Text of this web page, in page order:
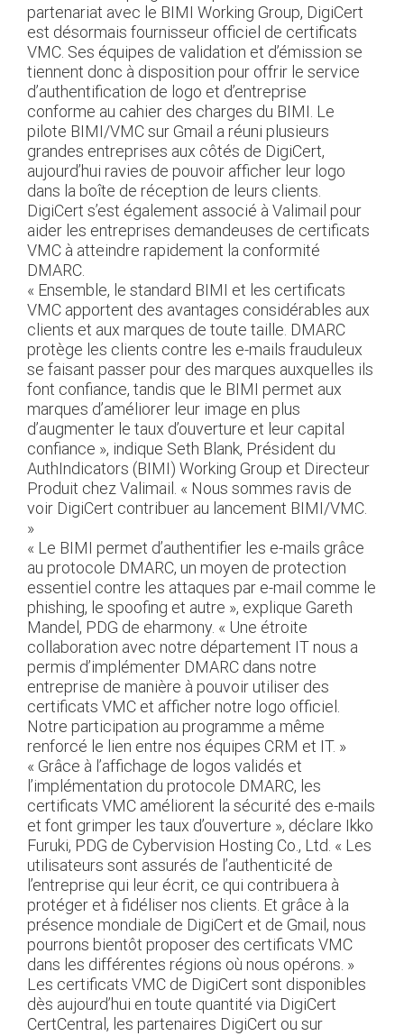
partenariat avec le BIMI Working Group, DigiCert
est désormais fournisseur officiel de certificats
VMC. Ses équipes de validation et d’émission se
tiennent donc à disposition pour offrir le service
d’authentification de logo et d’entreprise
conforme au cahier des charges du BIMI. Le
pilote BIMI/VMC sur Gmail a réuni plusieurs
grandes entreprises aux côtés de DigiCert,
aujourd’hui ravies de pouvoir afficher leur logo
dans la boîte de réception de leurs clients.
DigiCert s’est également associé à Valimail pour
aider les entreprises demandeuses de certificats
VMC à atteindre rapidement la conformité
DMARC.
« Ensemble, le standard BIMI et les certificats
VMC apportent des avantages considérables aux
clients et aux marques de toute taille. DMARC
protège les clients contre les e-mails frauduleux
se faisant passer pour des marques auxquelles ils
font confiance, tandis que le BIMI permet aux
marques d’améliorer leur image en plus
d’augmenter le taux d’ouverture et leur capital
confiance », indique Seth Blank, Président du
AuthIndicators (BIMI) Working Group et Directeur
Produit chez Valimail. « Nous sommes ravis de
voir DigiCert contribuer au lancement BIMI/VMC.
»
« Le BIMI permet d’authentifier les e-mails grâce
au protocole DMARC, un moyen de protection
essentiel contre les attaques par e-mail comme le
phishing, le spoofing et autre », explique Gareth
Mandel, PDG de eharmony. « Une étroite
collaboration avec notre département IT nous a
permis d’implémenter DMARC dans notre
entreprise de manière à pouvoir utiliser des
certificats VMC et afficher notre logo officiel.
Notre participation au programme a même
renforcé le lien entre nos équipes CRM et IT. »
« Grâce à l’affichage de logos validés et
l’implémentation du protocole DMARC, les
certificats VMC améliorent la sécurité des e-mails
et font grimper les taux d’ouverture », déclare Ikko
Furuki, PDG de Cybervision Hosting Co., Ltd. « Les
utilisateurs sont assurés de l’authenticité de
l’entreprise qui leur écrit, ce qui contribuera à
protéger et à fidéliser nos clients. Et grâce à la
présence mondiale de DigiCert et de Gmail, nous
pourrons bientôt proposer des certificats VMC
dans les différentes régions où nous opérons. »
Les certificats VMC de DigiCert sont disponibles
dès aujourd’hui en toute quantité via DigiCert
CertCentral, les partenaires DigiCert ou sur